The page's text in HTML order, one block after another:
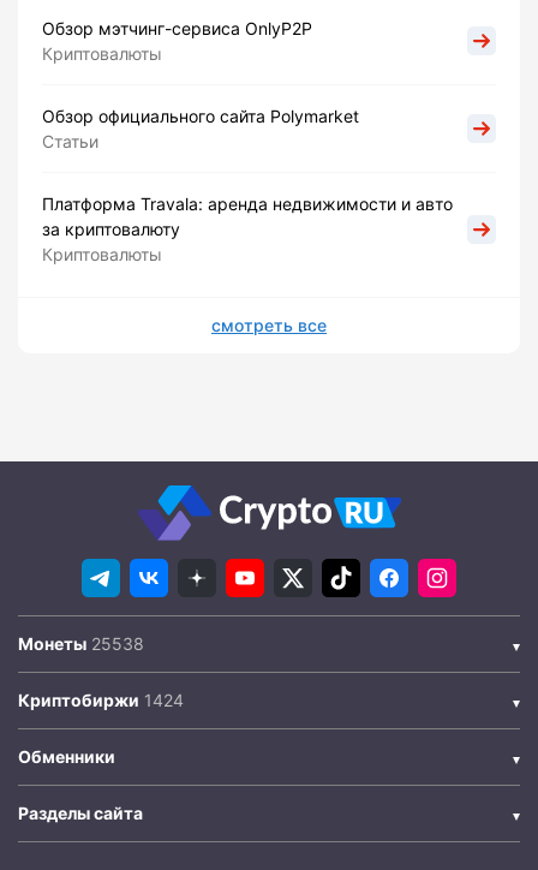
Обзор мэтчинг-сервиса OnlyP2P
Криптовалюты
Обзор официального сайта Polymarket
Статьи
Платформа Travala: аренда недвижимости и авто
за криптовалюту
Криптовалюты
смотреть все
Монеты
Криптобиржи
Обменники
Разделы сайта